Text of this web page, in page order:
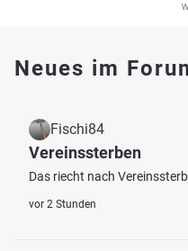
Neues im
Fischi84
Vereinssterben
Das riecht nach
vor 2 Stunden